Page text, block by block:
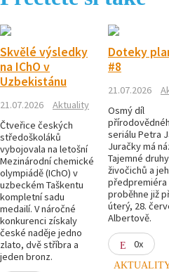
Skvělé výsledky
na IChO v
Uzbekistánu
21.07.2026
Aktuality
Čtveřice českých
středoškoláků
vybojovala na letošní
Mezinárodní chemické
olympiádě (IChO) v
uzbeckém Taškentu
kompletní sadu
medailí. V náročné
konkurenci získaly
české naděje jedno
zlato, dvě stříbra a
jeden bronz.
Doteky
#8
21.07.2026
Osmý díl
seriálu Petra
Juračky má
Tajemné druhy
živočichů a
předpremiéra
proběhne již
úterý, 28.
Albertově.
0x